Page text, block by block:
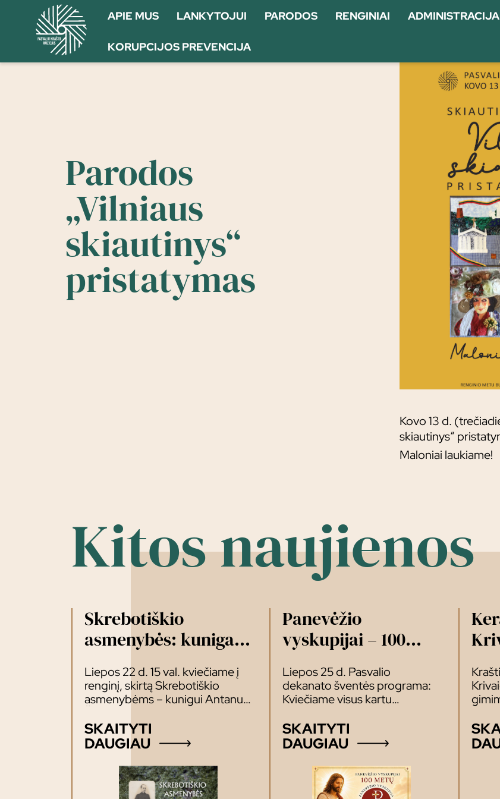
APIE MUS LANKYTOJUI PARODOS RENGINIAI ADMINISTRACIJA
KORUPCIJOS PREVENCIJA
Parodos
„Vilniaus
skiautinys“
pristatymas
Kovo 13 d.
skiautinys“
Maloniai laukiame!
Kitos naujienos
Skrebotiškio
asmenybės: kunigas
dailininkas A.
Jaroševičius
Liepos 22 d. 15 val. kviečiame į
renginį, skirtą Skrebotiškio
asmenybėms – kunigui Antanui
dailininkui Antanui Jaroševičiui
(1870–1956) atminti. Renginio
lektoriai: Maloniai kviečiame!
SKAITYTI
DAUGIAU
Panevėžio
vyskupijai – 100
Liepos 25 d. Pasvalio
dekanato šventės programa:
Kviečiame visus kartu
gražų Dievo veikimo mūsų
vyskupijoje jubiliejų! Didesnė
Panevėžio vyskupijos
teritorijos dalis iki 1849 m.
priklausė Vil­niaus, o 12 jos
parapijų – Žemaičių
SKAITYTI
DAUGIAU